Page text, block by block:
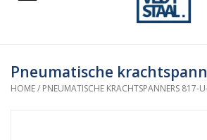
spanners
Pneumatische
HOME/ PNEUMATISCHE KRACHTSPANNERS 817-